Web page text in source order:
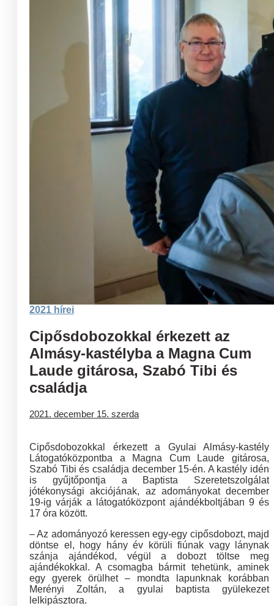
2021 hírei
Cipősdobozokkal érkezett az
Almásy-kastélyba a Magna Cum
Laude gitárosa, Szabó Tibi és
családja
2021. december 15. szerda
Cipősdobozokkal érkezett a Gyulai Almásy-kastély
Látogatóközpontba a Magna Cum Laude gitárosa,
Szabó Tibi és családja december 15-én. A kastély idén
is gyűjtőpontja a Baptista Szeretetszolgálat
jótékonysági akciójának, az adományokat december
19-ig várják a látogatóközpont ajándékboltjában 9 és
17 óra között.
– Az adományozó keressen egy-egy cipősdobozt, majd
döntse el, hogy hány év körüli fiúnak vagy lánynak
szánja ajándékod, végül a dobozt töltse meg
ajándékokkal. A csomagba bármit tehetünk, aminek
egy gyerek örülhet – mondta lapunknak korábban
Merényi Zoltán, a gyulai baptista gyülekezet
lelkipásztora.